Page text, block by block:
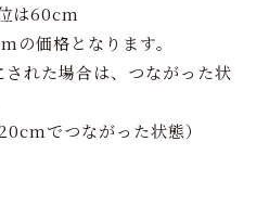
は60cm
価格となります。
れた場合は、つながった状
でつながった状態）